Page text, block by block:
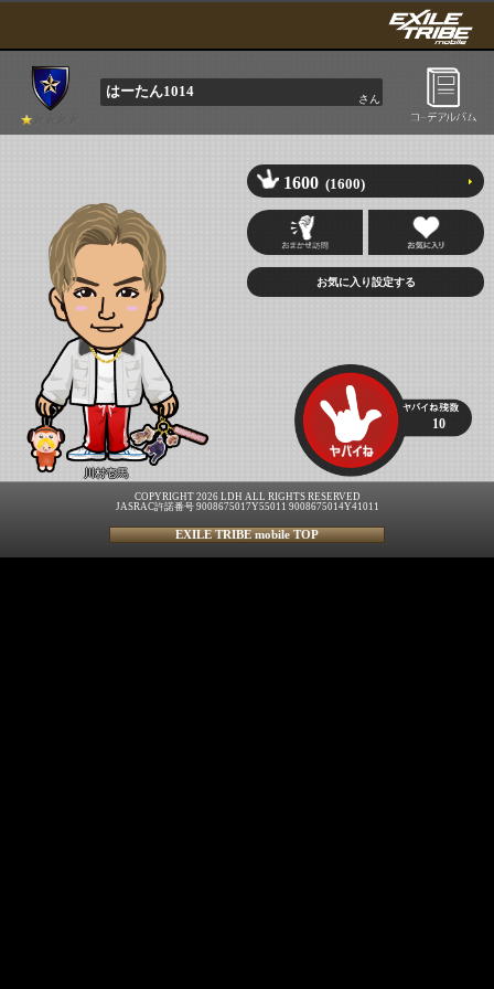
はーたん1014 さん
川村壱馬
1600 (1600)
10
COPYRIGHT 2026 LDH ALL RIGHTS RESERVED
JASRAC許諾番号 9008675017Y55011 9008675014Y41011
EXILE TRIBE mobile TOP